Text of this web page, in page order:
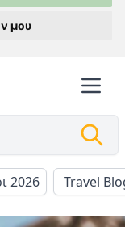
μου
2026 Travel